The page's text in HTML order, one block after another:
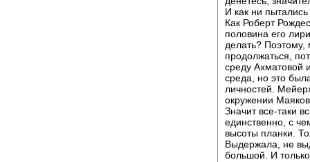
И как ни
Как Роберт
половина его
делать? Поэтому,
продолжаться,
среду Ахматовой
среда, но это
личностей.
окружении
Значит все-таки
единственно, с
высоты планки.
Выдержала, не
большой. И